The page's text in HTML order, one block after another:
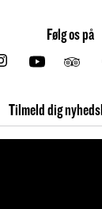
Følg os på
Instagram
Youtube
Tilmeld dig